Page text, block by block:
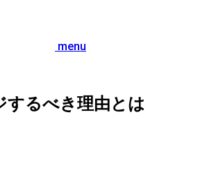
menu
するべき理由とは